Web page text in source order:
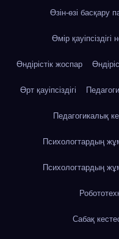
Өзін-өзі басқару
Өмір қауіпсіздігі
Өндірістік жоспар
Өрт қауіпсіздігі
Педагогикалық
Психологтардың
Психологтардың
Сабақ